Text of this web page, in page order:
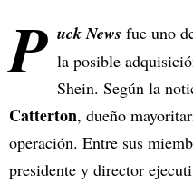
P uck News fue uno
la posible
Shein. Según la
Catterton, dueño
operación. Entre sus
presidente y director